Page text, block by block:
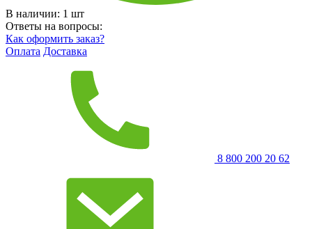
В наличии: 1 шт
Ответы на вопросы:
Как оформить заказ?
Оплата Доставка
8 800 200 20 62